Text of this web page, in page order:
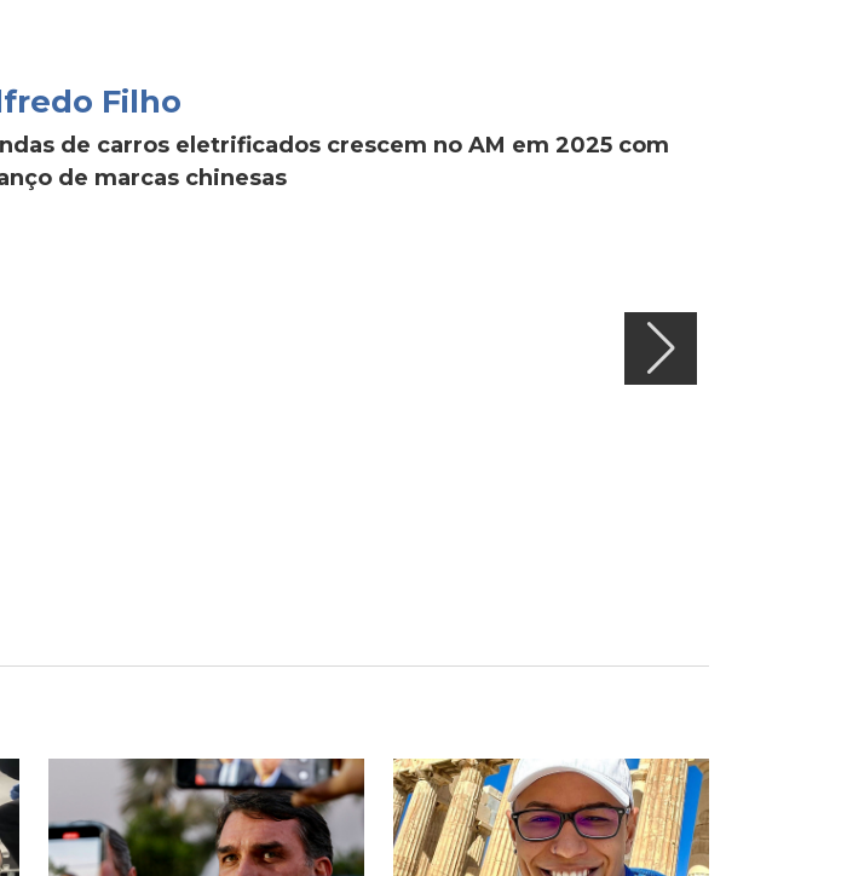
Filho
de carros eletrificados crescem no AM em 2025 com
de marcas chinesas